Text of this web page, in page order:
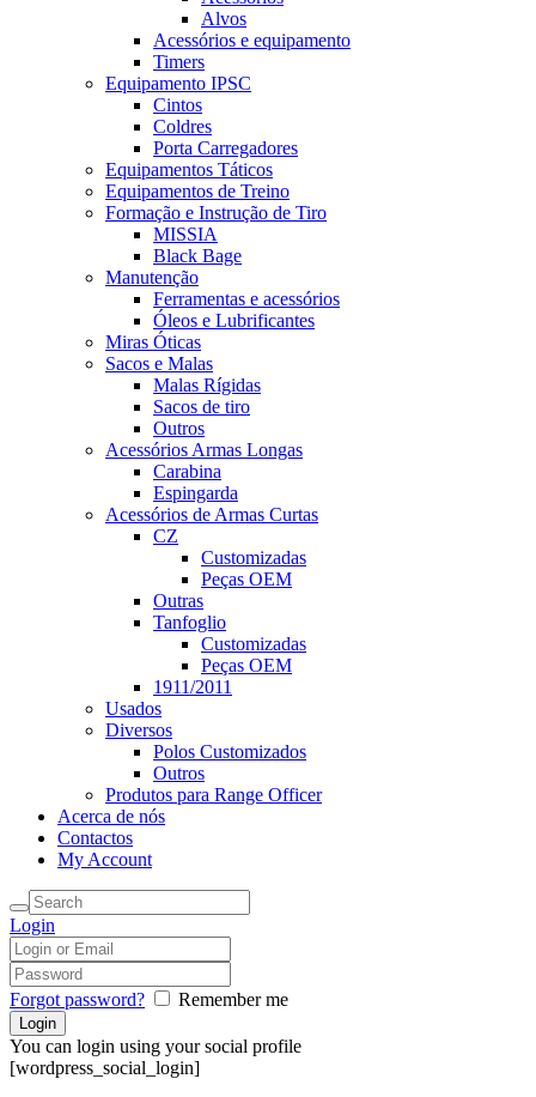
Alvos
Acessórios e equipamento
Timers
Equipamento IPSC
Cintos
Coldres
Porta Carregadores
Equipamentos Táticos
Equipamentos de Treino
Formação e Instrução de Tiro
MISSIA
Black Bage
Manutenção
Ferramentas e acessórios
Óleos e Lubrificantes
Miras Óticas
Sacos e Malas
Malas Rígidas
Sacos de tiro
Outros
Acessórios Armas Longas
Carabina
Espingarda
Acessórios de Armas Curtas
CZ
Customizadas
Peças OEM
Outras
Tanfoglio
Customizadas
Peças OEM
1911/2011
Usados
Diversos
Polos Customizados
Outros
Produtos para Range Officer
Acerca de nós
Contactos
My Account
Login
Forgot password? Remember me
You can login using your social profile
[wordpress_social_login]